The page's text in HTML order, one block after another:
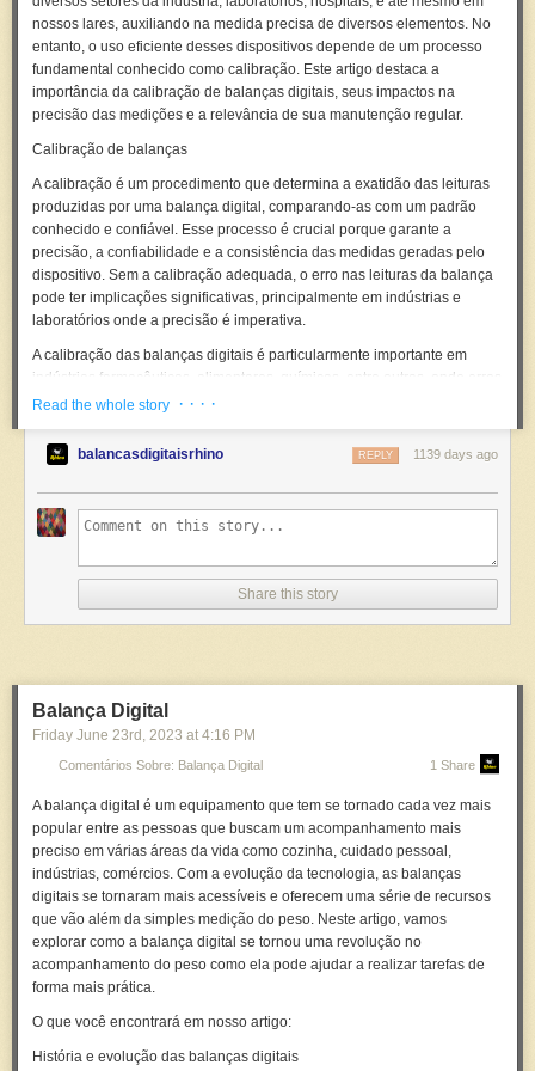
rel="nofollow">https://ift.tt/1hucOig</a>
Assista o vídeo em nosso: <a href="https://youtu.be/gzreA8SCcTI"
rel="nofollow">https://youtu.be/gzreA8SCcTI</a>
nossos lares, auxiliando na medida precisa de diversos elementos. No
entanto, o uso eficiente desses dispositivos depende de um processo
fundamental conhecido como calibração. Este artigo destaca a
importância da calibração de balanças digitais, seus impactos na
precisão das medições e a relevância de sua manutenção regular.
Calibração de balanças
A calibração é um procedimento que determina a exatidão das leituras
produzidas por uma balança digital, comparando-as com um padrão
conhecido e confiável. Esse processo é crucial porque garante a
precisão, a confiabilidade e a consistência das medidas geradas pelo
dispositivo. Sem a calibração adequada, o erro nas leituras da balança
pode ter implicações significativas, principalmente em indústrias e
laboratórios onde a precisão é imperativa.
A calibração das balanças digitais é particularmente importante em
indústrias farmacêuticas, alimentares, químicas, entre outras, onde erros
de medição podem comprometer a qualidade dos produtos, resultar em
em um laboratório farmacêutico, a dosagem incorreta de um
medicamento devido a uma balança descalibrada pode ter
consequências graves para a saúde dos pacientes. No setor alimentício,
a precisão na pesagem de ingredientes é crucial para garantir a
consistência do produto e a satisfação do consumidor.
A calibração das balanças digitais também tem implicações legais e
regulatórias. Em muitos países, existem leis e regulamentos que exigem
empresa.
O processo de calibração também auxilia na manutenção e longevidade
das balanças digitais. Ao calibrar a balança regularmente, é possível
detectar problemas técnicos antes que se tornem graves, permitindo a
funcione eficientemente e reduz a probabilidade de avarias,
prolongando sua vida útil.
Além disso, a calibração permite que uma balança digital seja usada em
diferentes ambientes e situações. Fatores como temperatura, altitude,
umidade e gravidade podem afetar a precisão das leituras da balança. A
calibração leva em consideração essas variações, permitindo que a
balança forneça leituras precisas em diferentes circunstâncias.
Em resumo, a calibração de balanças digitais é um procedimento
essencial que garante a precisão, a confiabilidade e a consistência das
precisão da medição é fundamental e tem implicações legais e
Read the whole story · · · ·
balancasdigitaisrhino 1139 days ago
REPLY
Share this story
Balança Digital
Friday June 23rd , 2023 at 4:16 PM
Comentários Sobre: Balança Digital 1 Share
A balança digital é um equipamento que tem se tornado cada vez mais
popular entre as pessoas que buscam um acompanhamento mais
preciso em várias áreas da vida como cozinha, cuidado pessoal,
indústrias, comércios. Com a evolução da tecnologia, as balanças
digitais se tornaram mais acessíveis e oferecem uma série de recursos
que vão além da simples medição do peso. Neste artigo, vamos
explorar como a balança digital se tornou uma revolução no
acompanhamento do peso como ela pode ajudar a realizar tarefas de
forma mais prática.
O que você encontrará em nosso artigo:
História e evolução das balanças digitais